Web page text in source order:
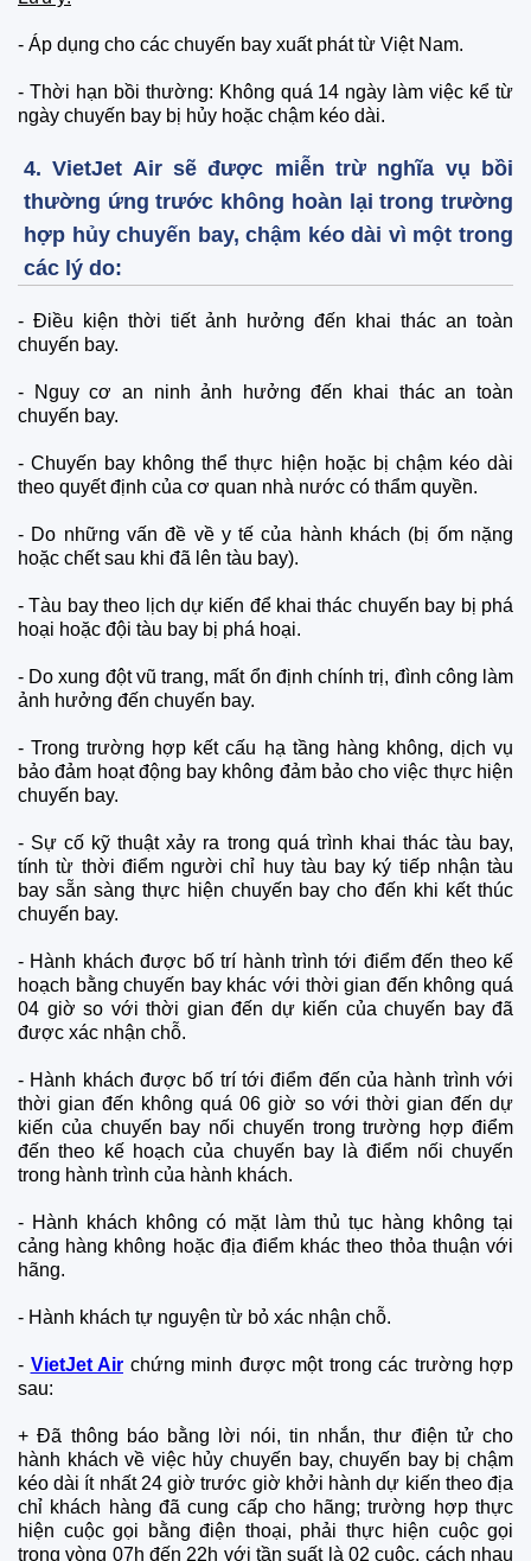
- Áp dụng cho các chuyến bay xuất phát từ Việt Nam.
- Thời hạn bồi thường: Không quá 14 ngày làm việc kể từ
ngày chuyến bay bị hủy hoặc chậm kéo dài.
4. VietJet Air sẽ được miễn trừ nghĩa vụ bồi
thường ứng trước không hoàn lại trong trường
hợp hủy chuyến bay, chậm kéo dài vì một trong
các lý do:
- Điều kiện thời tiết ảnh hưởng đến khai thác an toàn
chuyến bay.
- Nguy cơ an ninh ảnh hưởng đến khai thác an toàn
chuyến bay.
- Chuyến bay không thể thực hiện hoặc bị chậm kéo dài
theo quyết định của cơ quan nhà nước có thẩm quyền.
- Do những vấn đề về y tế của hành khách (bị ốm nặng
hoặc chết sau khi đã lên tàu bay).
- Tàu bay theo lịch dự kiến để khai thác chuyến bay bị phá
hoại hoặc đội tàu bay bị phá hoại.
- Do xung đột vũ trang, mất ổn định chính trị, đình công làm
ảnh hưởng đến chuyến bay.
- Trong trường hợp kết cấu hạ tầng hàng không, dịch vụ
bảo đảm hoạt động bay không đảm bảo cho việc thực hiện
chuyến bay.
- Sự cố kỹ thuật xảy ra trong quá trình khai thác tàu bay,
tính từ thời điểm người chỉ huy tàu bay ký tiếp nhận tàu
bay sẵn sàng thực hiện chuyến bay cho đến khi kết thúc
chuyến bay.
- Hành khách được bố trí hành trình tới điểm đến theo kế
hoạch bằng chuyến bay khác với thời gian đến không quá
04 giờ so với thời gian đến dự kiến của chuyến bay đã
được xác nhận chỗ.
- Hành khách được bố trí tới điểm đến của hành trình với
thời gian đến không quá 06 giờ so với thời gian đến dự
kiến của chuyến bay nối chuyến trong trường hợp điểm
đến theo kế hoạch của chuyến bay là điểm nối chuyến
trong hành trình của hành khách.
- Hành khách không có mặt làm thủ tục hàng không tại
cảng hàng không hoặc địa điểm khác theo thỏa thuận với
hãng.
- Hành khách tự nguyện từ bỏ xác nhận chỗ.
- VietJet Air chứng minh được một trong các trường hợp
sau:
+ Đã thông báo bằng lời nói, tin nhắn, thư điện tử cho
hành khách về việc hủy chuyến bay, chuyến bay bị chậm
kéo dài ít nhất 24 giờ trước giờ khởi hành dự kiến theo địa
chỉ khách hàng đã cung cấp cho hãng; trường hợp thực
hiện cuộc gọi bằng điện thoại, phải thực hiện cuộc gọi
trong vòng 07h đến 22h với tần suất là 02 cuộc, cách nhau